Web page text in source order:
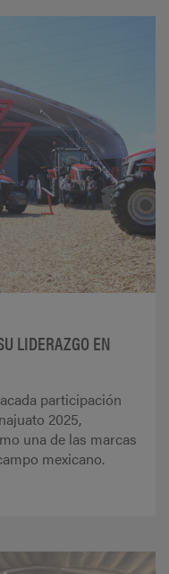
LIDERAZGO EN
participación
2025,
una de las marcas
mexicano.